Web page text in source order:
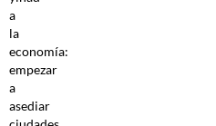
a
la
economía:
empezar
a
asediar